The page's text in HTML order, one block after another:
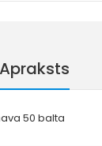
Apraksts
50 balta